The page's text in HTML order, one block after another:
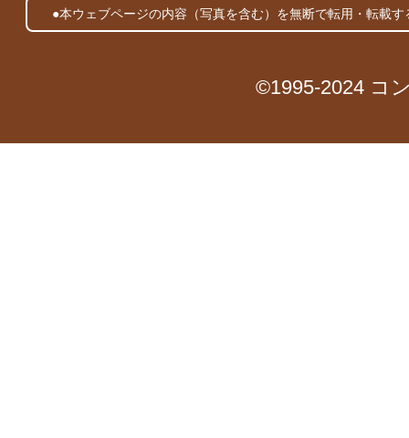
●本ウェブページの内容（写真を含む）を無断で転用・転載
©1995-2024 コ